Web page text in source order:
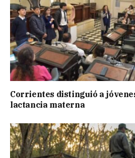
Corrientes distinguió a
lactancia materna